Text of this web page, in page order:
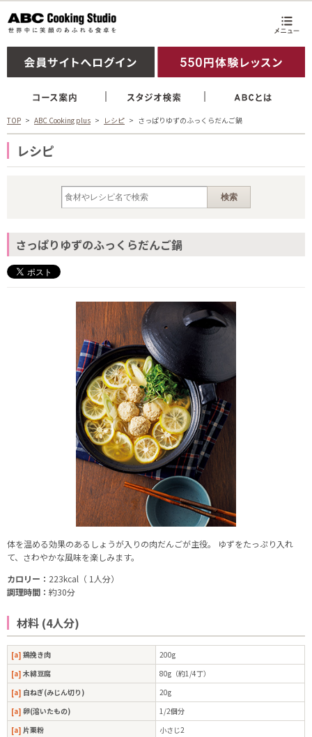
TOP ABC Cooking plus レシピ さっぱりゆずのふっくらだんご鍋
レシピ
さっぱりゆずのふっくらだんご鍋
体を温める効果のあるしょうが入りの肉だんごが主役。 ゆずをたっぷり入れ
て、さわやかな風味を楽しみます。
カロリー： 223kcal（ 1人分）
調理時間： 約30分
材料 (4人分)
[a] 鶏挽き肉
200g
[a] 木綿豆腐
80g（約1/4丁）
[a] 白ねぎ(みじん切り)
20g
[a] 卵(溶いたもの)
1/2個分
[a] 片栗粉
小さじ2